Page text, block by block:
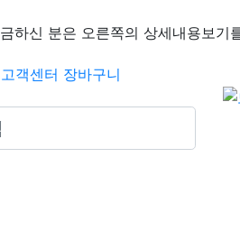
하신 분은 오른쪽의 상세내용보기
고객센터 장바구니